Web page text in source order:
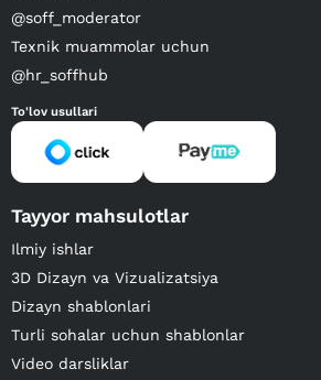
@soff_moderator
Texnik muammolar uchun
@hr_soffhub
To'lov usullari
Tayyor mahsulotlar
Ilmiy ishlar
3D Dizayn va Vizualizatsiya
Dizayn shablonlari
Turli sohalar uchun shablonlar
Video darsliklar